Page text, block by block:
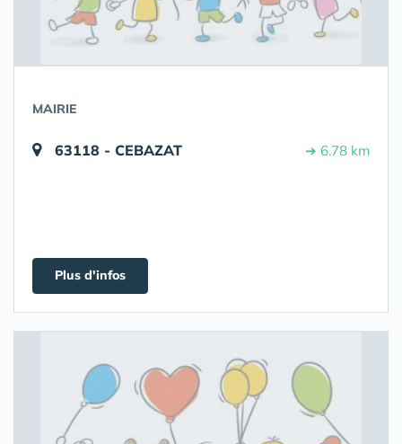
MAIRIE
63118 - CEBAZAT ➔ 6.78 km
Plus d'infos